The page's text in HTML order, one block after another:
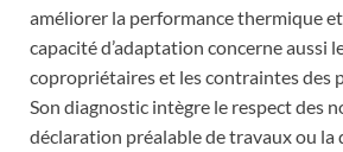
améliorer la performance thermique
capacité d’adaptation concerne aussi
copropriétaires et les contraintes des
Son diagnostic intègre le respect des
déclaration préalable de travaux ou la